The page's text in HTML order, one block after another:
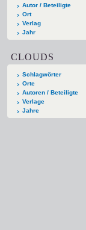
Autor / Beteiligte
Ort
Verlag
Jahr
CLOUDS
Schlagwörter
Orte
Autoren / Beteiligte
Verlage
Jahre